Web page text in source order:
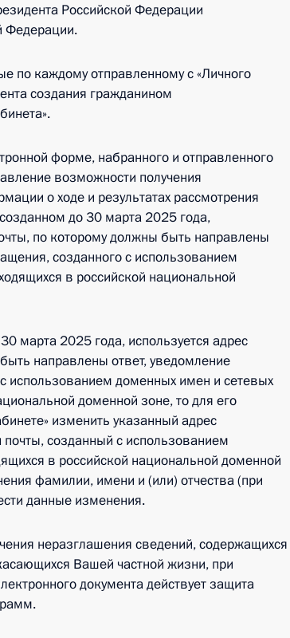
Российской Федерации
Федерации.
по каждому отправленному с «Личного
создания гражданином
форме, набранного и отправленного
возможности получения
о ходе и результатах рассмотрения
до 30 марта 2025 года,
по которому должны быть направлены
созданного с использованием
в российской национальной
марта 2025 года, используется адрес
направлены ответ, уведомление
использованием доменных имен и сетевых
доменной зоне, то для его
изменить указанный адрес
созданный с использованием
в российской национальной доменной
фамилии, имени и (или) отчества (при
данные изменения.
неразглашения сведений, содержащихся
Вашей частной жизни, при
документа действует защита